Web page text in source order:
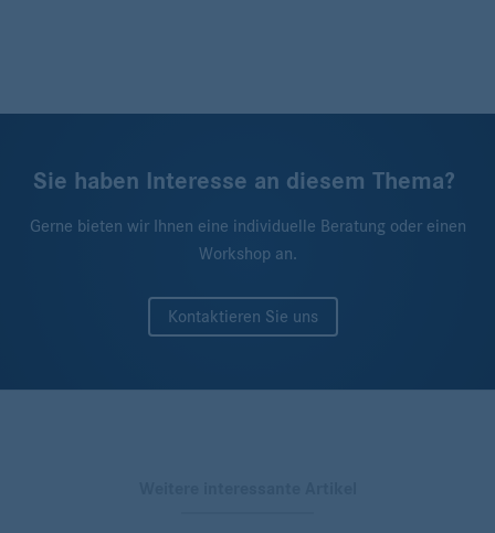
Sie haben Interesse an diesem Thema?
Gerne bieten wir Ihnen eine individuelle Beratung oder einen
Workshop an.
Kontaktieren Sie uns